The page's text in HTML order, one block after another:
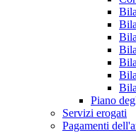
Piano
Servizi erogati
Pagamenti